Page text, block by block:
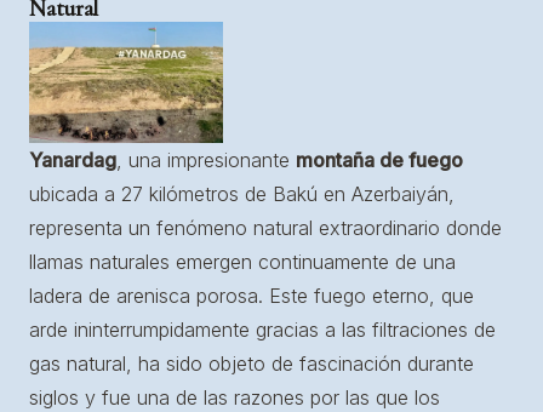
Natural
Yanardag, una impresionante montaña de fuego
ubicada a 27 kilómetros de Bakú en Azerbaiyán,
representa un fenómeno natural extraordinario donde
llamas naturales emergen continuamente de una
ladera de arenisca porosa. Este fuego eterno, que
arde ininterrumpidamente gracias a las filtraciones de
gas natural, ha sido objeto de fascinación durante
siglos y fue una de las razones por las que los